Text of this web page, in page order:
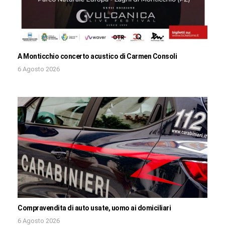
A Monticchio concerto acustico di Carmen Consoli
6 Agosto 2026
Compravendita di auto usate, uomo ai domiciliari
6 Agosto 2026